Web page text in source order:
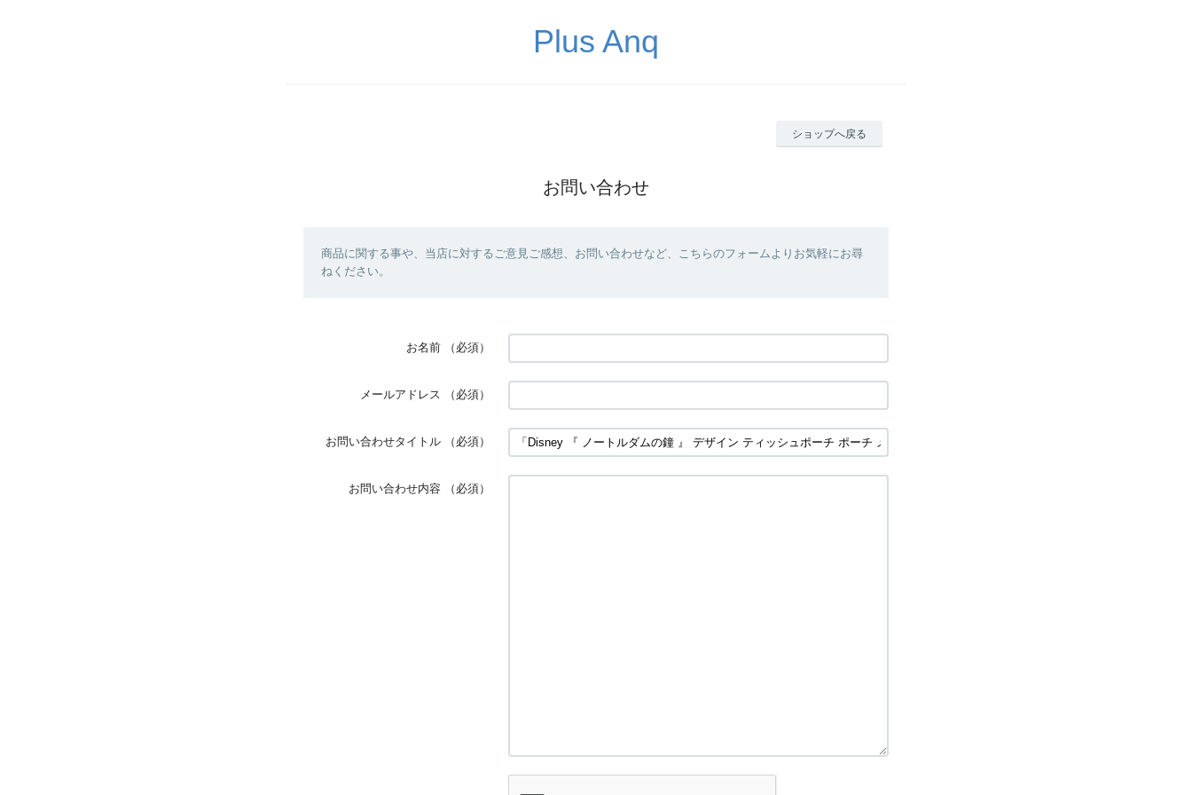
Plus Anq
ショップへ戻る
お問い合わせ
商品に関する事や、当店に対するご意見ご感想、お問い合わせなど、こちらのフォームよりお気軽にお尋
ねください。
お名前 （必須）
メールアドレス （必須）
お問い合わせタイトル （必須）
お問い合わせ内容 （必須）